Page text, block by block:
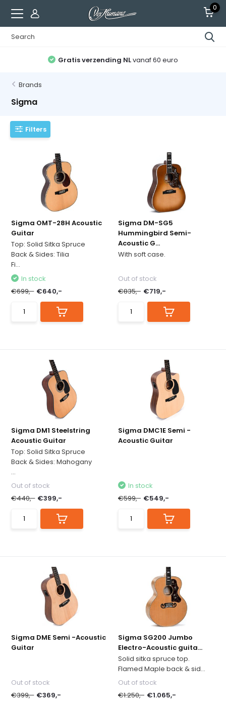
0
Gratis verzending NLvanaf 60 euro
Brands
Sigma
Filters
Sigma OMT-28H Acoustic
Guitar
Top: Solid Sitka Spruce
Back & Sides: Tilia
Fi...
In stock
€699,- €640,-
Sigma DM-SG5
Hummingbird Semi-
Acoustic G...
With soft case.
Out of stock
€835,- €719,-
Sigma DM1 Steelstring
Acoustic Guitar
Top: Solid Sitka Spruce
Back & Sides: Mahogany
...
Out of stock
€440,- €399,-
Sigma DMC1E Semi -
Acoustic Guitar
In stock
€599,- €549,-
Sigma DME Semi -Acoustic
Guitar
Out of stock
€399,- €369,-
Sigma SG200 Jumbo
Electro-Acoustic guita...
Solid sitka spruce top.
Flamed Maple back & sid...
Out of stock
€1.250,- €1.065,-